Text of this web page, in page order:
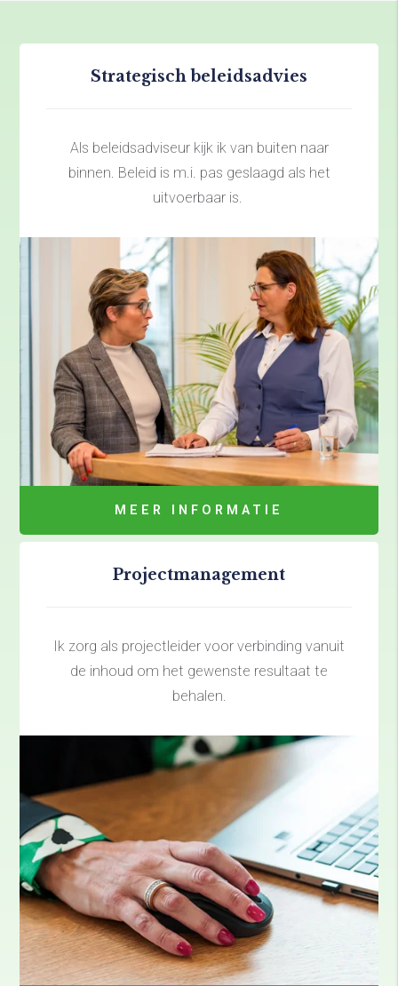
Strategisch beleidsadvies
Als beleidsadviseur kijk ik van buiten naar
binnen. Beleid is m.i. pas geslaagd als het
uitvoerbaar is.
MEER INFORMATIE
Projectmanagement
Ik zorg als projectleider voor verbinding vanuit
de inhoud om het gewenste resultaat te
behalen.